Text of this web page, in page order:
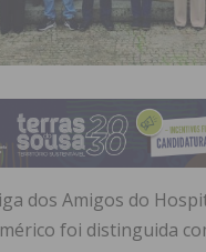
dos Amigos do
foi distinguida